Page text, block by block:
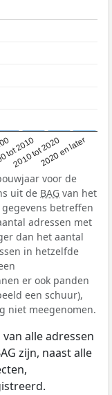
2010
2010 tot 20202020 en later
voor de
uit de BAG van het
betreffen
adressen met
dan het aantal
in hetzelfde
er ook panden
een schuur),
niet meegenomen.
alle adressen
zijn, naast alle